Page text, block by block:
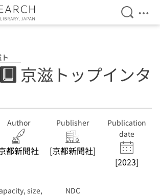
Open
: 京滋トップインタ
Author
都新聞社
Publisher
[京都新聞社]
Publication
date
[2023]
size,
NDC